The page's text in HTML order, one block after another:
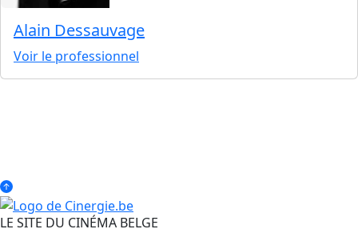
Alain Dessauvage
Voir le professionnel
LE SITE DU CINÉMA BELGE